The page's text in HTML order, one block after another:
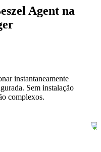
Agent na
instantaneamente
Sem instalação
complexos.